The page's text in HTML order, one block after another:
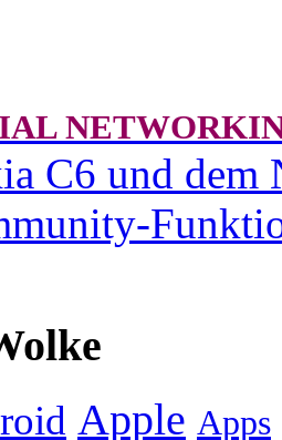
C6 und dem
Apple Apps